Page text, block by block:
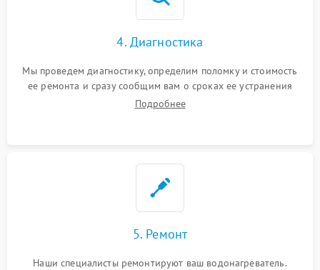
4. Диагностика
Мы проведем диагностику, определим поломку и стоимость
ее ремонта и сразу сообщим вам о сроках ее устранения
Подробнее
5. Ремонт
Наши специалисты ремонтируют ваш водонагреватель.